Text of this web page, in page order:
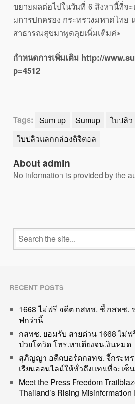
ขยายผลต่อไปในวันที่ 6 สิงหานี้ที่จ
มการปกครอง กระทรวงมหาดไทย
สาธารณสุขมาพูดคุยเพิ่มเติมค่ะ
กำหนดการเพิ่มเติม http://
p=4512
Tags: Sum up Sumup
ใบปลิว
ใบปลิวแลกกล่องดิจิตอล
About admin
No information is provided by the
RECENT POSTS
1668 ไม่ฟรี อดีต กสทช. ชี้ กสทช.
ฟกว่านี้
กสทช. ยอมรับ สายด่วน 1668 ไม่
ป่วยโควิด โทร.หาเตียงจนเงินหมด
สุภิญญา อดีตบอร์ดกสทช. จี้กระทร
เรียนออนไลน์ให้ทั่วถึงแทนที่จะเซ็
Meet the Press Freedom
Thailand’s Rising Misinformation